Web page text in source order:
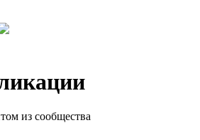
из сообщества